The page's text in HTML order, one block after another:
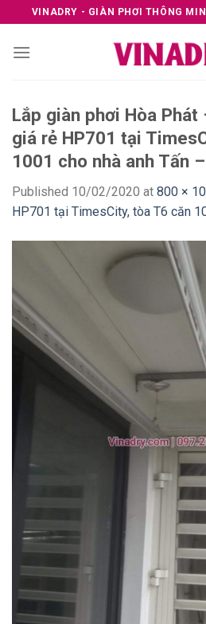
to
content
VINADRY - GIÀN PHƠI THÔNG
Lắp giàn phơi Hòa Phát
giá rẻ HP701 tại
1001 cho nhà anh Tấn
Published 10/02/2020 at 800 ×
HP701 tại TimesCity, tòa T6 căn